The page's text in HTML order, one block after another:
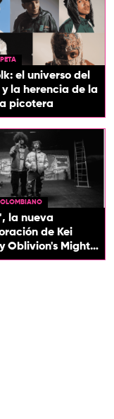
el universo del
la herencia de la
picotera
la nueva
de Kei
Oblivion's Mighty